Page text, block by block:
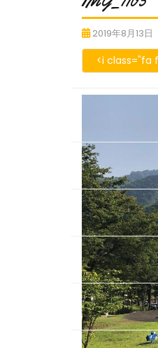
2019年8月13日
<i class="fa